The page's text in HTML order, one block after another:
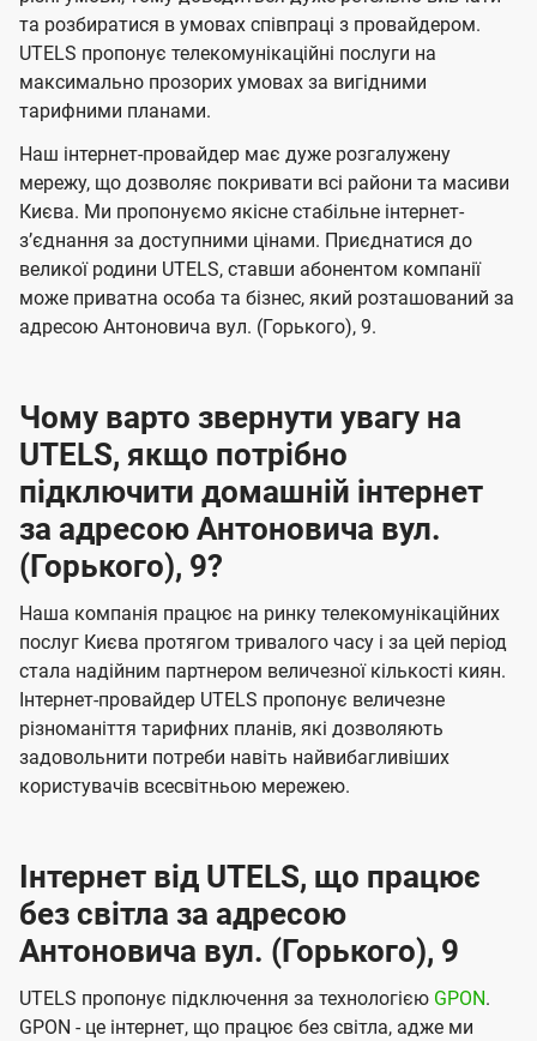
і
ї
U
t
e
l
s
б
а
ч
е
н
н
я
м
б
а
ч
н
н
я
м
та розбиратися в умовах співпраці з провайдером.
UTELS пропонує телекомунікаційні послуги на
максимально прозорих умовах за вигідними
тарифними планами.
Наш інтернет-провайдер має дуже розгалужену
мережу, що дозволяє покривати всі райони та масиви
Києва. Ми пропонуємо якісне стабільне інтернет-
зʼєднання за доступними цінами. Приєднатися до
великої родини UTELS, ставши абонентом компанії
може приватна особа та бізнес, який розташований за
адресою Антоновича вул. (Горького), 9.
Чому варто звернути увагу на
UTELS, якщо потрібно
підключити домашній інтернет
за адресою Антоновича вул.
(Горького), 9?
Наша компанія працює на ринку телекомунікаційних
послуг Києва протягом тривалого часу і за цей період
стала надійним партнером величезної кількості киян.
Інтернет-провайдер UTELS пропонує величезне
різноманіття тарифних планів, які дозволяють
задовольнити потреби навіть найвибагливіших
користувачів всесвітньою мережею.
Інтернет від UTELS, що працює
без світла за адресою
Антоновича вул. (Горького), 9
UTELS пропонує підключення за технологією GPON.
GPON - це інтернет, що працює без світла, адже ми